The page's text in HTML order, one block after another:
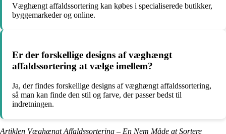
Væghængt affaldssortering kan købes i specialiserede butikker,
byggemarkeder og online.
Er der forskellige designs af væghængt
affaldssortering at vælge imellem?
Ja, der findes forskellige designs af væghængt affaldssortering,
så man kan finde den stil og farve, der passer bedst til
indretningen.
Artiklen Væghængt Affaldssortering – En Nem Måde at Sortere